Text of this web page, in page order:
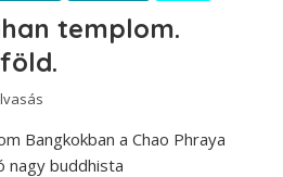
templom.
Bangkokban a Chao Phraya
nagy buddhista